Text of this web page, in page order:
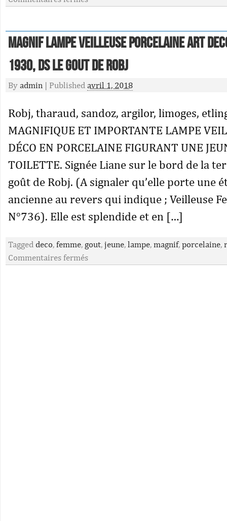
MAGNIF LAMPE VEILLEUSE PORCELAINE ART
1930, DS le GOUT de ROBJ
By admin | Published avril 1, 2018
Robj, tharaud, sandoz, argilor, limoges,
MAGNIFIQUE ET IMPORTANTE LAMPE
DÉCO EN PORCELAINE FIGURANT UNE
TOILETTE. Signée Liane sur le bord de la
goût de Robj. (A signaler qu’elle porte une
ancienne au revers qui indique ; Veilleuse
N°736). Elle est splendide et en […]
Tagged deco, femme, gout, jeune, lampe, magnif, porcelaine,
Commentaires fermés